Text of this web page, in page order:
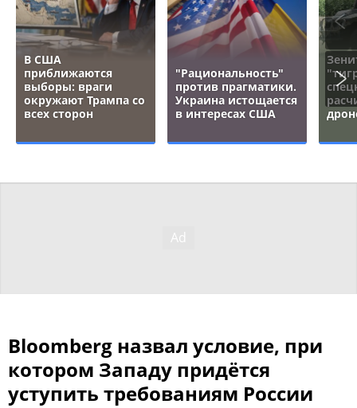
В США
приближаются
выборы: враги
окружают Трампа со
всех сторон
"Рациональность"
против прагматики.
Украина истощается
в интересах США
Bloomberg назвал условие, при
котором Западу придётся
уступить требованиям России